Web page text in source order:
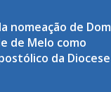
nomeação de Dom
de Melo como
da Diocese